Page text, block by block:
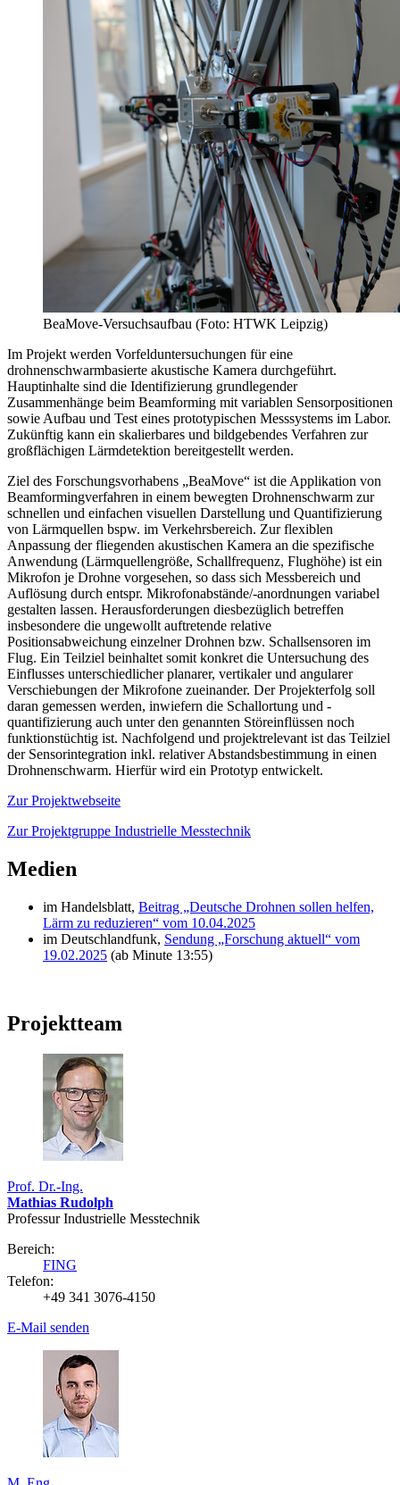
BeaMove-Versuchsaufbau (Foto: HTWK Leipzig)
Im Projekt werden Vorfelduntersuchungen für eine
drohnenschwarmbasierte akustische Kamera durchgeführt.
Hauptinhalte sind die Identifizierung grundlegender
Zusammenhänge beim Beamforming mit variablen Sensorpositionen
sowie Aufbau und Test eines prototypischen Messsystems im Labor.
Zukünftig kann ein skalierbares und bildgebendes Verfahren zur
großflächigen Lärmdetektion bereitgestellt werden.
Ziel des Forschungsvorhabens „BeaMove“ ist die Applikation von
Beamformingverfahren in einem bewegten Drohnenschwarm zur
schnellen und einfachen visuellen Darstellung und Quantifizierung
von Lärmquellen bspw. im Verkehrsbereich. Zur flexiblen
Anpassung der fliegenden akustischen Kamera an die spezifische
Anwendung (Lärmquellengröße, Schallfrequenz, Flughöhe) ist ein
Mikrofon je Drohne vorgesehen, so dass sich Messbereich und
Auflösung durch entspr. Mikrofonabstände/-anordnungen variabel
gestalten lassen. Herausforderungen diesbezüglich betreffen
insbesondere die ungewollt auftretende relative
Positionsabweichung einzelner Drohnen bzw. Schallsensoren im
Flug. Ein Teilziel beinhaltet somit konkret die Untersuchung des
Einflusses unterschiedlicher planarer, vertikaler und angularer
Verschiebungen der Mikrofone zueinander. Der Projekterfolg soll
daran gemessen werden, inwiefern die Schallortung und -
quantifizierung auch unter den genannten Störeinflüssen noch
funktionstüchtig ist. Nachfolgend und projektrelevant ist das Teilziel
der Sensorintegration inkl. relativer Abstandsbestimmung in einen
Drohnenschwarm. Hierfür wird ein Prototyp entwickelt.
Zur Projektwebseite
Zur Projektgruppe Industrielle Messtechnik
Medien
im Handelsblatt, Beitrag „Deutsche Drohnen sollen helfen,
Lärm zu reduzieren“ vom 10.04.2025
im Deutschlandfunk, Sendung „Forschung aktuell“ vom
19.02.2025 (ab Minute 13:55)
Projektteam
Prof. Dr.-Ing.
Mathias Rudolph
Professur Industrielle Messtechnik
Bereich:
FING
Telefon:
+49 341 3076-4150
E-Mail senden